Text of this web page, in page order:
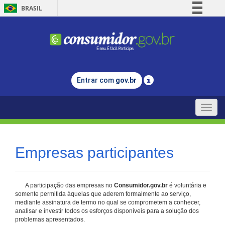
BRASIL
Comunica BR
Legislação
Entrar com gov.br
Toggle
Empresas participantes
A participação das empresas no Consumidor.gov.br é voluntária e
somente permitida àquelas que aderem formalmente ao serviço,
mediante assinatura de termo no qual se comprometem a conhecer,
analisar e investir todos os esforços disponíveis para a solução dos
problemas apresentados.